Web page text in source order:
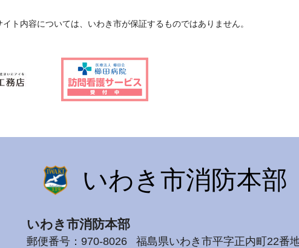
ト内容については、いわき市が保証するものではありません。
いわき市消防本部
いわき市消防本部
郵便番号：970-8026 福島県いわき市平字正内町22番